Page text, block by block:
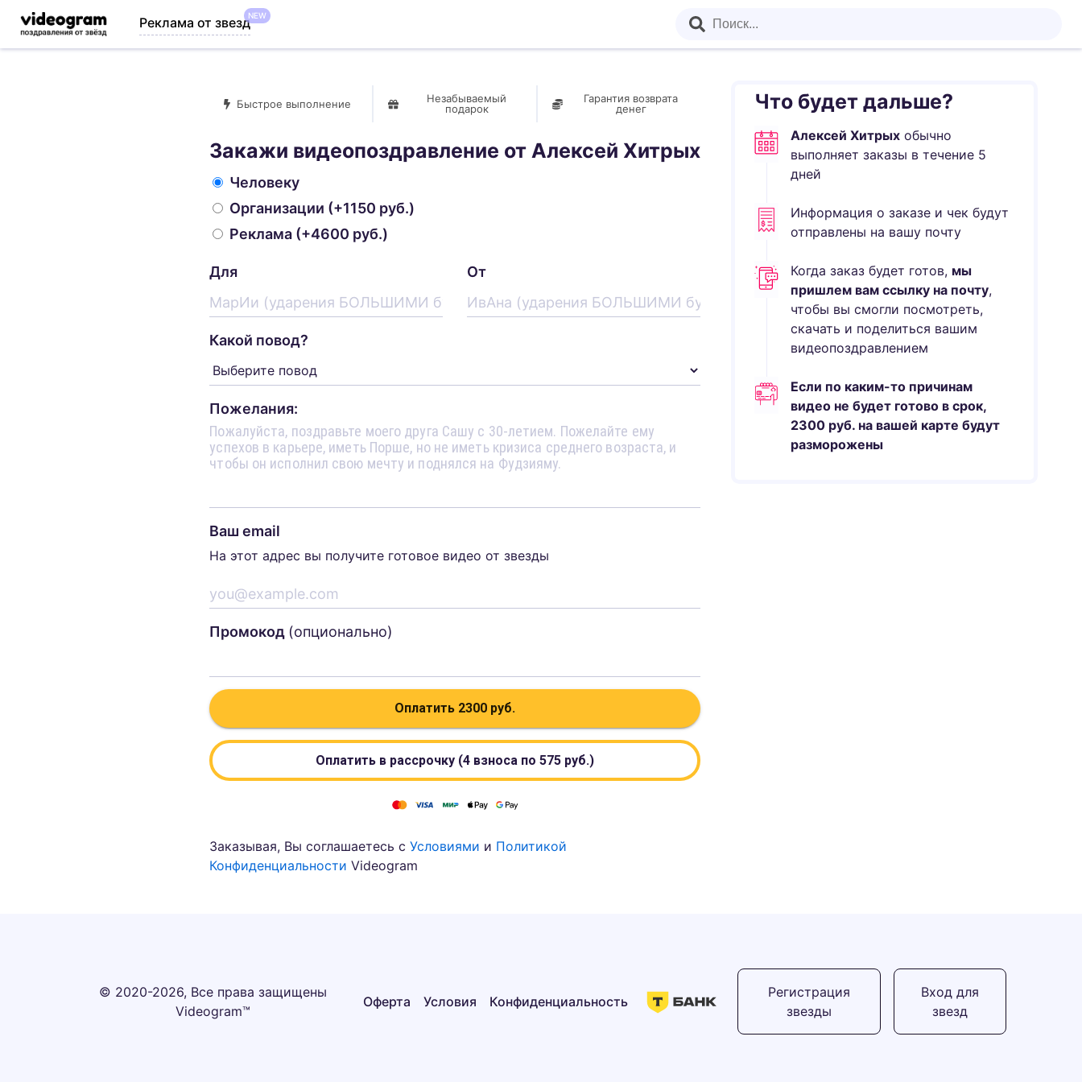
Реклама от звездNEW
Быстрое выполнение
Незабываемый
подарок
Гарантия возврата
денег
Закажи видеопоздравление отАлексей Хитрых
Человеку
Организации (+1150 руб.)
Реклама (+4600 руб.)
Для От
Какой повод?
Пожелания:
Ваш email
На этот адрес вы получите готовое видео от звезды
Промокод (опционально)
Оплатить 2300 руб.
Оплатить в рассрочку (4 взноса по575 руб.)
Что будет дальше?
Алексей Хитрых обычно
выполняетзаказы в течение 5
дней
Информация о заказе и чек будут
отправлены на вашу почту
Когда заказ будет готов, мы
пришлем вам ссылку на почту,
чтобы вы смогли посмотреть,
скачать и поделиться вашим
видеопоздравлением
Если по каким-то причинам
видео не будет готово в срок,
2300 руб. на вашей карте будут
разморожены
Заказывая, Вы соглашаетесь сУсловиями и Политикой
Конфиденциальности Videogram
© 2020-2026, Все права защищены
Videogram™
Оферта Условия Конфиденциальность
Регистрация
звезды
Вход для
звезд